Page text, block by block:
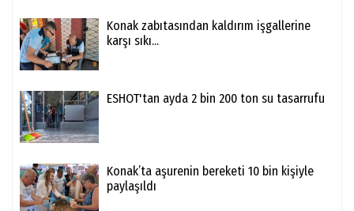
Konak zabıtasından kaldırım işgallerine
karşı sıkı...
ESHOT'tan ayda 2 bin 200 ton su tasarrufu
Konak’ta aşurenin bereketi 10 bin kişiyle
paylaşıldı